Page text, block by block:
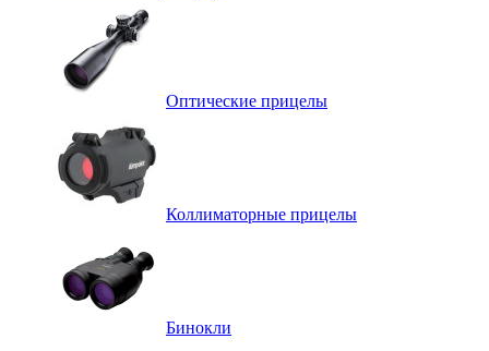
Оптические прицелы
Коллиматорные прицелы
Бинокли